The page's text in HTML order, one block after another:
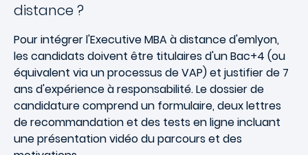
distance ?
Pour intégrer l'Executive MBA à distance d'emlyon,
les candidats doivent être titulaires d'un Bac+4 (ou
équivalent via un processus de VAP) et justifier de 7
ans d'expérience à responsabilité. Le dossier de
candidature comprend un formulaire, deux lettres
de recommandation et des tests en ligne incluant
une présentation vidéo du parcours et des